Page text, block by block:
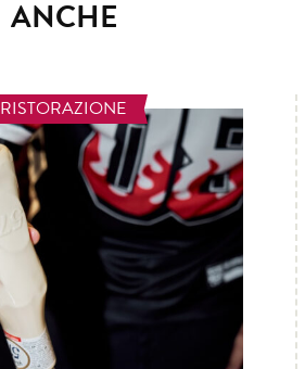
ANCHE
RISTORAZIONE